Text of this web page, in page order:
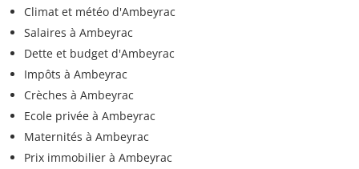
Climat et météo d'Ambeyrac
Salaires à Ambeyrac
Dette et budget d'Ambeyrac
Impôts à Ambeyrac
Crèches à Ambeyrac
Ecole privée à Ambeyrac
Maternités à Ambeyrac
Prix immobilier à Ambeyrac